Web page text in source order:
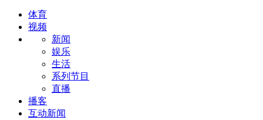
体育
视频
新闻
娱乐
生活
系列节目
直播
播客
互动新闻